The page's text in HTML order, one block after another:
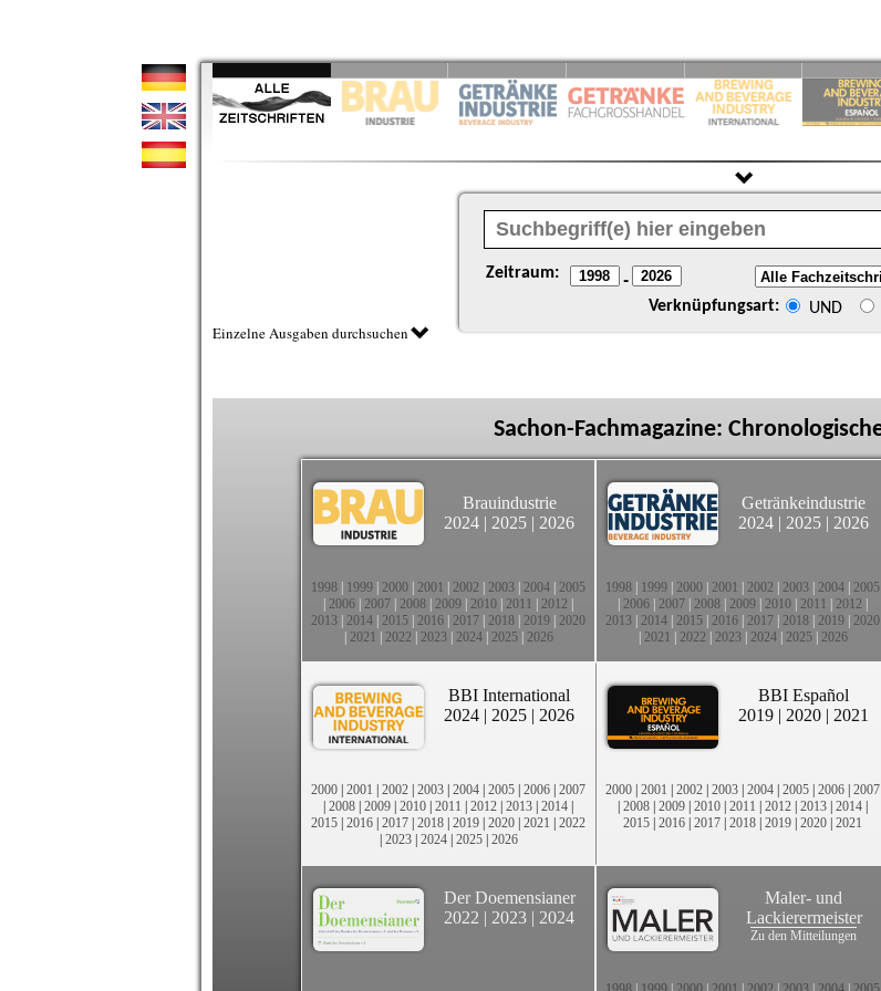
Zeitraum: -
Verknüpfungsart: UND
Einzelne Ausgaben durchsuchen
Sachon-Fachmagazine:
Brauindustrie
2024 | 2025 | 2026
1998 1999 2000 2001 2002 2003 2004 2005
2006 2007 2008 2009 2010 2011 2012
2013 2014 2015 2016 2017 2018 2019 2020
2021 2022 2023| 2024| 2025| 2026
Getränkeindustrie
2024 | 2025 | 2026
1998 1999 2000 2001 2002 2003 2004 2005
2006 2007 2008 2009 2010 2011 2012
2013 2014 2015 2016 2017 2018 2019 2020
2021 2022 2023| 2024| 2025| 2026
BBI International
2024 | 2025 | 2026
2000 | 2001 | 2002 | 2003 | 2004 | 2005 | 2006 | 2007
| 2008 | 2009 | 2010 | 2011 | 2012 | 2013 | 2014 |
2015 | 2016 | 2017 | 2018 | 2019 | 2020 | 2021 | 2022
| 2023| 2024| 2025| 2026
BBI Español
2019 | 2020 | 2021
2000 | 2001 | 2002 | 2003 | 2004 | 2005 | 2006 | 2007
| 2008 | 2009 | 2010 | 2011 | 2012 | 2013 | 2014 |
2015 | 2016 | 2017 | 2018 | 2019 | 2020 | 2021
Der Doemensianer
2022 | 2023 | 2024
Maler- und
Lackierermeister
Zu den Mitteilungen